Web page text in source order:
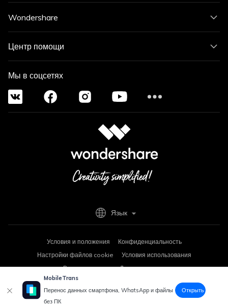
MobileTrans
Перенос данных смартфона, WhatsApp и файлы
без ПК
Открыть
Wondershare
Центр помощи
Мы в соцсетях
Условия и положения
Конфиденциальность
Настройки файлов cookie
Условия использования
Возврат средств
Деинсталляция
Copyright © 2026
Wondershare. Все права защищены.
Язык